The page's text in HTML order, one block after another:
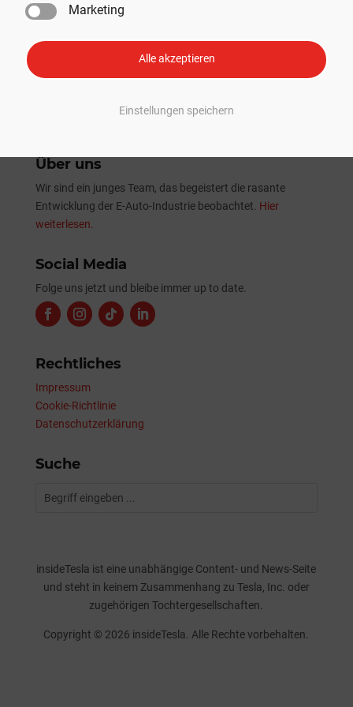
Marketing
Alle akzeptieren
Einstellungen speichern
Tesla Sommer-Update 2026: Alle Neuheiten und
Verbesserungen im Überblick
Über uns
Wir sind ein junges Team, das begeistert die rasante
Entwicklung der E-Auto-Industrie beobachtet. Hier
weiterlesen.
Social Media
Folge uns jetzt und bleibe immer up to date.
Rechtliches
Impressum
Cookie-Richtlinie
Datenschutzerklärung
Suche
insideTesla ist eine unabhängige Content- und News-Seite
und steht in keinem Zusammenhang zu Tesla, Inc. oder
zugehörigen Tochtergesellschaften.
Copyright © 2026 insideTesla. Alle Rechte vorbehalten.